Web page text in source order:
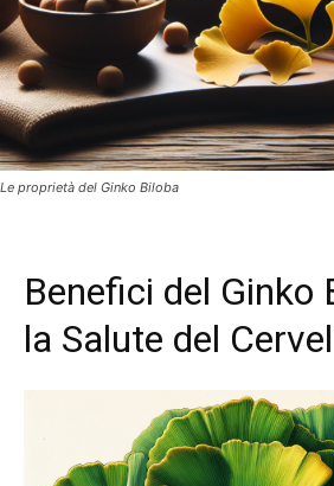
Le proprietà del Ginko Biloba
Benefici del Ginko
la Salute del